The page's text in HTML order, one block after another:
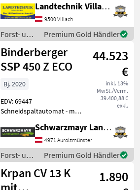
Rungenpaare: 3
Rungenpaare,
Kransteuerung:
Kreuzhebelsteuerung,
Triebachsen: 2 Achsen,
Bauartgeschwindigkeit
(km/h
Landtechnik Villach GmbH
9500 Villach
Forst- und
Holztechnik
/
Binderberger
Premium Gold Händler
Binderberger
SSP 450 Z ECO
44.523
€
inkl. 13%
MwSt./Verm.
39.400,88 €
exkl.
Bj. 2020
EDV: 69447
Schneidspaltautomat - mit
2020 Baujahr - mit Fahrwerk
- mit mechanisch
klappbaren Förderband 4,
40m - mit Zapfwelle
Schwarzmayr Landtechnik GmbH - Aurolzmünster
4971 Aurolzmünster
Forst- und
Holztechnik
/
Binderberger
Premium Gold Händler
Krpan CV 13 K
1.890